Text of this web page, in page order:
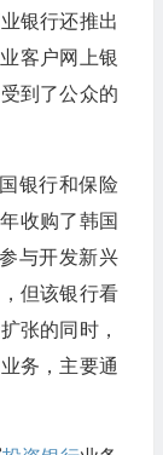
银行还推出
客户网上银
到了公众的
银行和保险
收购了韩国
与开发新兴
但该银行看
张的同时，
务，主要通